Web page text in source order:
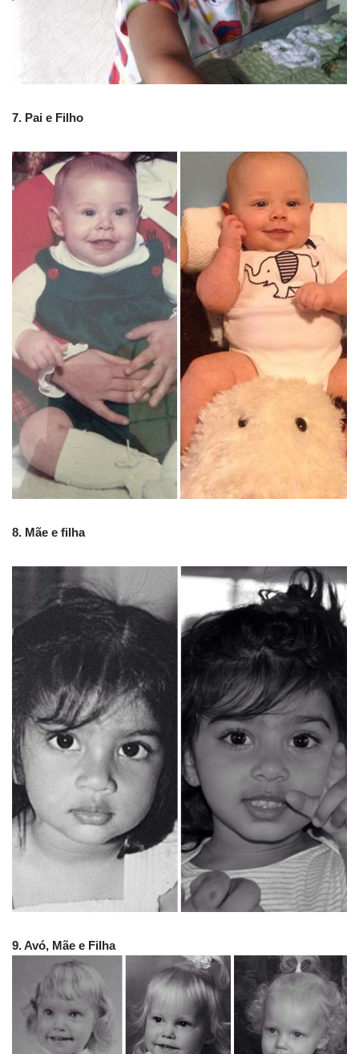
7. Pai e Filho
8. Mãe e filha
9. Avó, Mãe e Filha